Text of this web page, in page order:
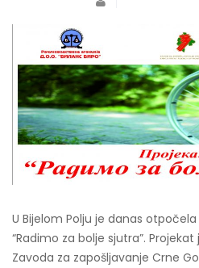
U Bijelom Polju je danas
“Radimo za bolje sjutra”.
Zavoda za zapošljavanje Crne